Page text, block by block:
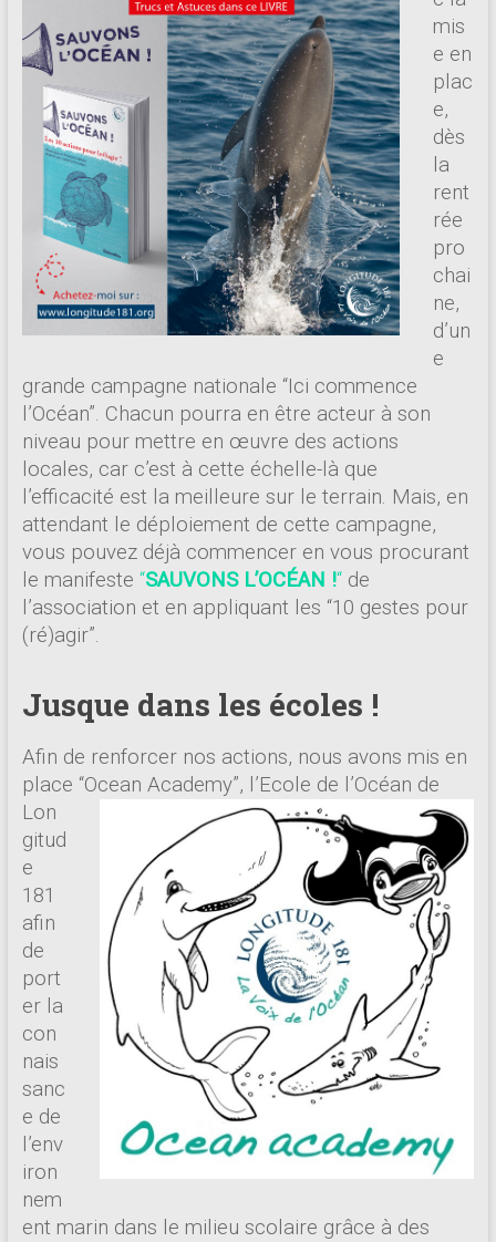
mis
e en
plac
e,
dès
la
rent
rée
pro
chai
ne,
d’un
e
grande campagne nationale “Ici commence
l’Océan”. Chacun pourra en être acteur à son
niveau pour mettre en œuvre des actions
locales, car c’est à cette échelle-là que
l’efficacité est la meilleure sur le terrain. Mais, en
attendant le déploiement de cette campagne,
vous pouvez déjà commencer en vous procurant
le manifeste “SAUVONS L’OCÉAN !“de
l’association et en appliquant les “10 gestes pour
(ré)agir”.
Jusque dans les écoles !
Afin de renforcer nos actions, nous avons mis en
place “Ocean Academy”, l’Ecole de l’Océan de
Lon
gitud
e
181
afin
de
port
er la
con
nais
sanc
e de
l’env
iron
nem
ent marin dans le milieu scolaire grâce à des